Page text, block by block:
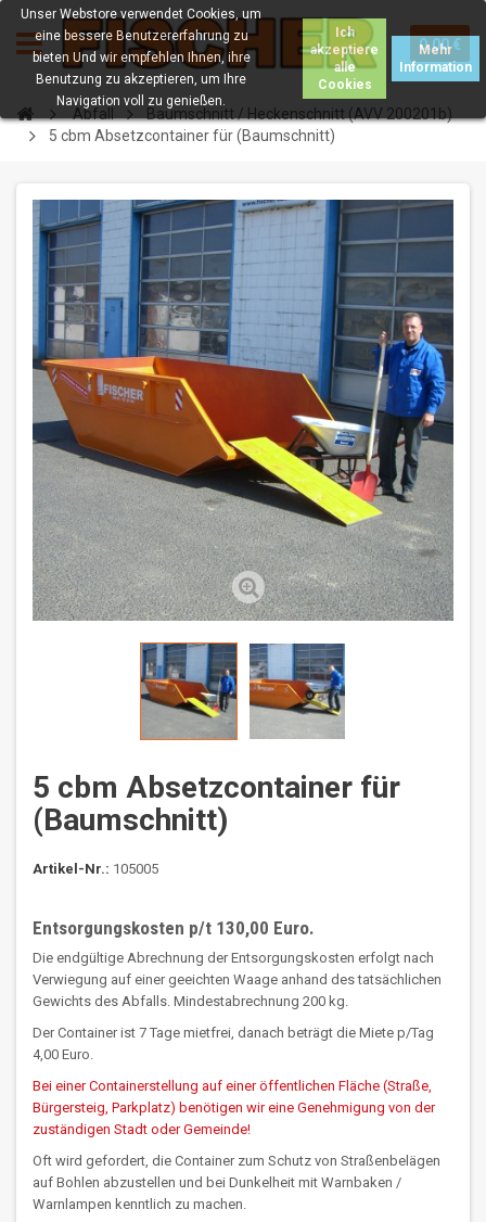
0.00 €
Unser Webstore verwendet Cookies, um
eine bessere Benutzererfahrung zu
bieten Und wir empfehlen Ihnen, ihre
Benutzung zu akzeptieren, um Ihre
Navigation voll zu genießen.
Ich
akzeptiere
alle
Cookies
Mehr
Information
Abfall
Baumschnitt / Heckenschnitt (AVV 200201b)
5 cbm Absetzcontainer für (Baumschnitt)
5 cbm Absetzcontainer für
(Baumschnitt)
Artikel-Nr.: 105005
Entsorgungskosten p/t 130,00 Euro.
Die endgültige Abrechnung der Entsorgungskosten erfolgt nach
Verwiegung auf einer geeichten Waage anhand des tatsächlichen
Gewichts des Abfalls. Mindestabrechnung 200 kg.
Der Container ist 7 Tage mietfrei, danach beträgt die Miete p/Tag
4,00 Euro.
Bei einer Containerstellung auf einer öffentlichen Fläche (Straße,
Bürgersteig, Parkplatz) benötigen wir eine Genehmigung von der
zuständigen Stadt oder Gemeinde!
Oft wird gefordert, die Container zum Schutz von Straßenbelägen
auf Bohlen abzustellen und bei Dunkelheit mit Warnbaken /
Warnlampen kenntlich zu machen.